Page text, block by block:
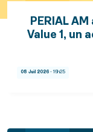
PERIAL
Value 1, un
08 Juil 2026 - 16h25